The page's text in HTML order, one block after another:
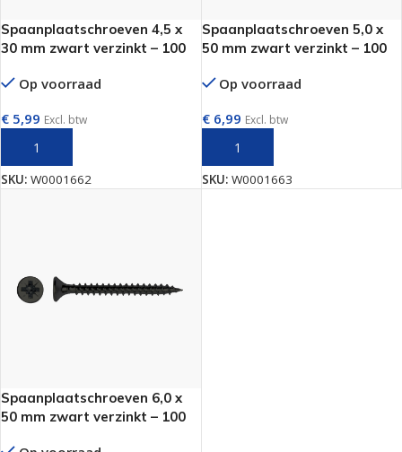
Spaanplaatschroeven 4,5 x
30 mm zwart verzinkt – 100
Op voorraad
€ 5,99 Excl. btw
SKU: W0001662
Spaanplaatschroeven 5,0 x
50 mm zwart verzinkt – 100
Op voorraad
€6,99 Excl. btw
SKU: W0001663
Spaanplaatschroeven 6,0 x
50 mm zwart verzinkt – 100